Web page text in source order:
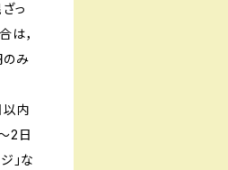
っ
は，
のみ
以内
2日
」な